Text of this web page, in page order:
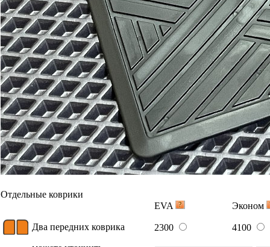
Отдельные коврики
EVA
Эконом
Два передних коврика 2300
4100